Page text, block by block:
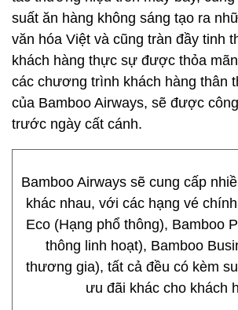
suất ăn hàng không sáng tạo ra
văn hóa Việt và cũng tràn đầy tinh
khách hàng thực sự được thỏa
các chương trình khách hàng thân
của Bamboo Airways, sẽ được
trước ngày cất cánh.
Bamboo Airways sẽ cung cấp
khác nhau, với các hạng vé
Eco (Hạng phổ thông), Bamboo
thông linh hoạt), Bamboo
thương gia), tất cả đều có kèm
ưu đãi khác cho khách